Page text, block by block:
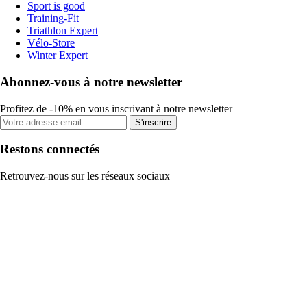
Sport is good
Training-Fit
Triathlon Expert
Vélo-Store
Winter Expert
Abonnez-vous à notre newsletter
Profitez de -10% en vous inscrivant à notre newsletter
S'inscrire
Restons connectés
Retrouvez-nous sur les réseaux sociaux